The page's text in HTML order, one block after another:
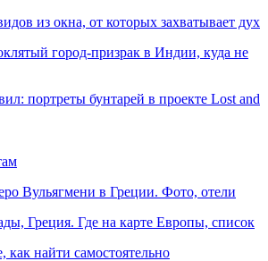
из окна, от которых захватывает дух
город-призрак в Индии, куда не
портреты бунтарей в проекте Lost and
Вульягмени в Греции. Фото, отели
Греция. Где на карте Европы, список
как найти самостоятельно